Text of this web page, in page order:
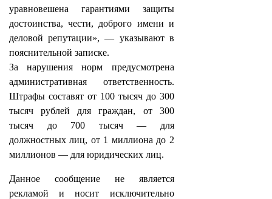
уравновешена гарантиями защиты
достоинства, чести, доброго имени и
деловой репутации», — указывают в
пояснительной записке.
За нарушения норм предусмотрена
административная ответственность.
Штрафы составят от 100 тысяч до 300
тысяч рублей для граждан, от 300
тысяч до 700 тысяч — для
должностных лиц, от 1 миллиона до 2
миллионов — для юридических лиц.
Данное сообщение не является
рекламой и носит исключительно